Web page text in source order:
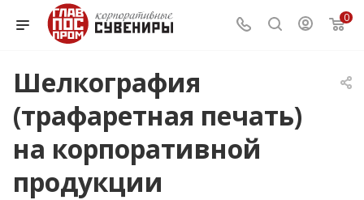
0
Шелкография
(трафаретная печать)
на корпоративной
продукции